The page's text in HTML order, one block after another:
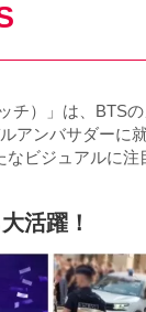
チ）」は、BTS
アンバサダーに
ビジュアルに注
活躍！